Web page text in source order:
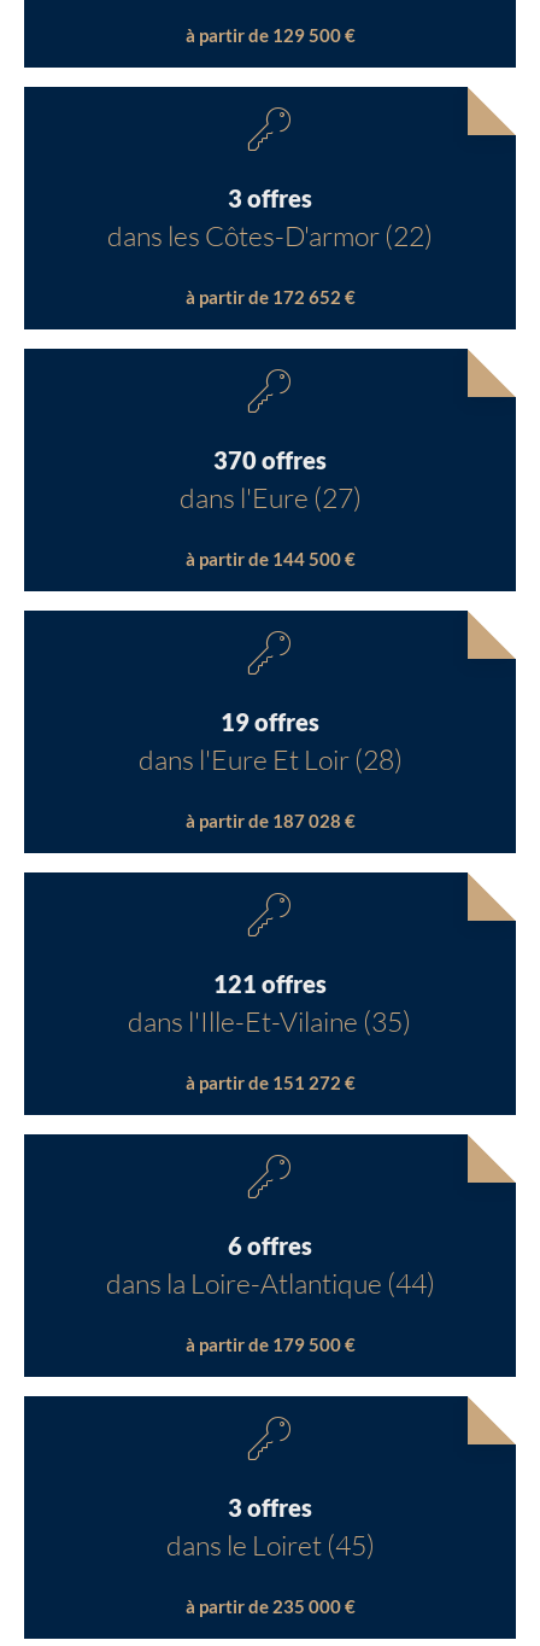
à partir de 129 500 €
3 offres
dans les Côtes-D'armor (22)
à partir de 172 652 €
370 offres
dans l'Eure (27)
à partir de 144 500 €
19 offres
dans l'Eure Et Loir (28)
à partir de 187 028 €
121 offres
dans l'Ille-Et-Vilaine (35)
à partir de 151 272 €
6 offres
dans la Loire-Atlantique (44)
à partir de 179 500 €
3 offres
dans le Loiret (45)
à partir de 235 000 €